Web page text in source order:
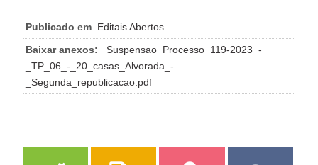
Publicado em Editais Abertos
Baixar anexos:
Suspensao_Processo_119-2023_-
_TP_06_-_20_casas_Alvorada_-
_Segunda_republicacao.pdf